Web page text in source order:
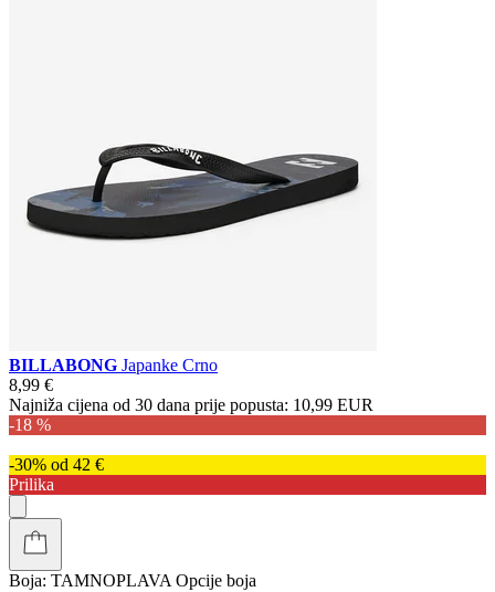
BILLABONG Japanke Crno
8,99 €
Najniža cijena od 30 dana prije popusta: 10,99 EUR
-18 %
-30% od 42 €
Prilika
Boja: TAMNOPLAVA Opcije boja